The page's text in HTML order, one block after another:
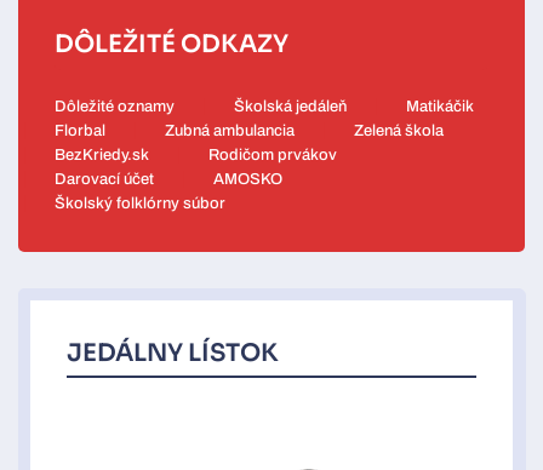
DÔLEŽITÉ ODKAZY
Dôležité oznamy Školská jedáleň
Matikáčik
Florbal
Zubná ambulancia
Zelená škola
BezKriedy.sk
Rodičom prvákov
Darovací účet
AMOSKO
Školský folklórny súbor
JEDÁLNY LÍSTOK